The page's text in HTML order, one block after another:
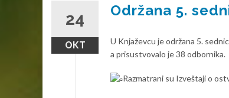
24
ОКТ
Održana 5.
U Knjaževcu je održana 5.
a prisustvovalo je 38 odbornika.
Razmatrani su Izveštaji o